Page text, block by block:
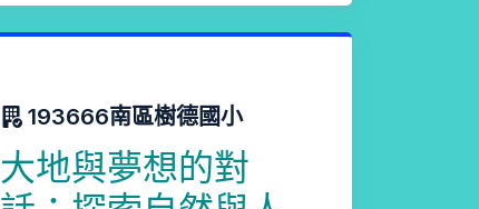
193666南區樹德國小
大地與夢想的對